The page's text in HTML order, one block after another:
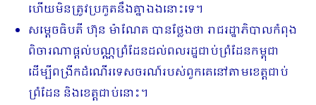
ហើយមិនត្រូវប្រកួតនឹងគ្នាឯងនោះទេ។
សម្តេចធិបតី ហ៊ុន ម៉ាណែត បានថ្លែងថា រាជរដ្ឋាភិបាលកំពុង
ពិចារណាផ្តល់បណ្ណព្រំដែនដល់ពលរដ្ឋជាប់ព្រំដែនកម្ពុជា
ដើម្បីពង្រីកដំណើរទេសចរណ៍របស់ពួកគេនៅតាមខេត្តជាប់
ព្រំដែន និងខេត្តជាប់នោះ។